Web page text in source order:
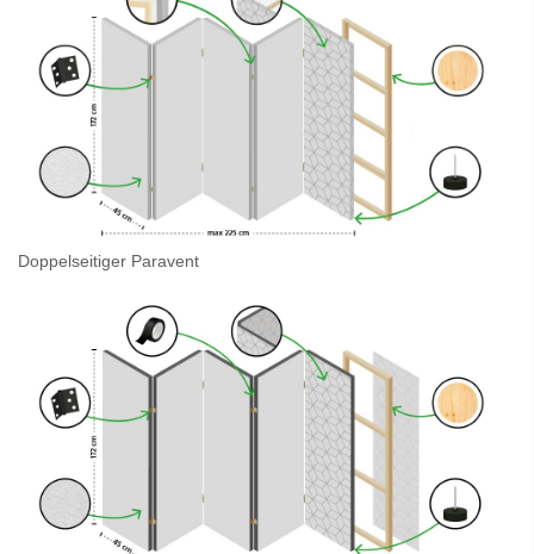
Doppelseitiger Paravent